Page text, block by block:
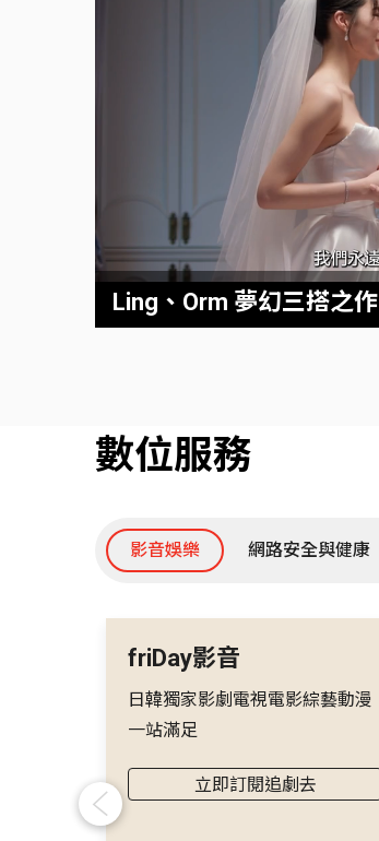
Ling、Orm 夢幻三搭之作
數位服務
影音娛樂 網路安全與健康
Previous
friDay影音
日韓獨家影劇電視電影綜藝動漫
一站滿足
立即訂閱追劇去